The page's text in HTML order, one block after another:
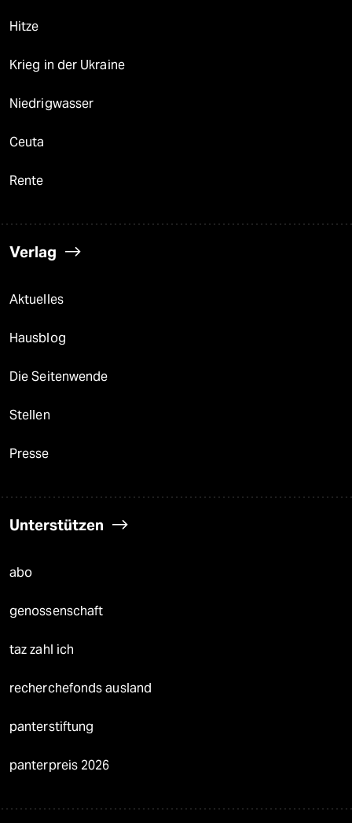
Hitze
Krieg in der Ukraine
Niedrigwasser
Ceuta
Rente
Verlag
Aktuelles
Hausblog
Die Seitenwende
Stellen
Presse
Unterstützen
abo
genossenschaft
taz zahl ich
recherchefonds ausland
panterstiftung
panterpreis 2026